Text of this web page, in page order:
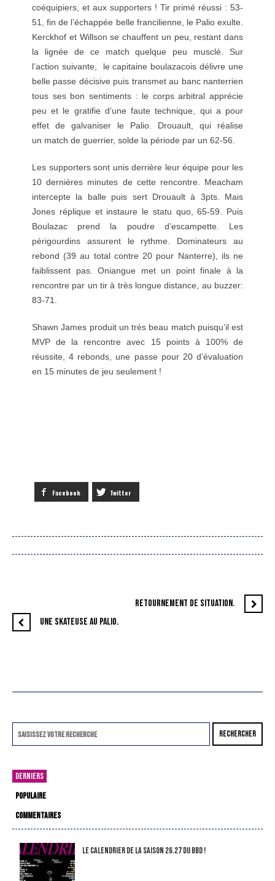
coéquipiers, et aux supporters ! Tir primé réussi : 53-
51, fin de l’échappée belle francilienne, le Palio exulte.
Kerckhof et Willson se chauffent un peu, restant dans
la lignée de ce match quelque peu musclé. Sur
l’action suivante, le capitaine boulazacois délivre une
belle passe décisive puis transmet au banc nanterrien
tous ses bon sentiments : le corps arbitral apprécie
peu et le gratifie d’une faute technique, qui a pour
effet de galvaniser le Palio. Drouault, qui réalise
un match de guerrier, solde la période par un 62-56.
Les supporters sont unis derrière leur équipe pour les
10 dernières minutes de cette rencontre. Meacham
intercepte la balle puis sert Drouault à 3pts. Mais
Jones réplique et instaure le statu quo, 65-59. Puis
Boulazac prend la poudre d’escampette. Les
périgourdins assurent le rythme. Dominateurs au
rebond (39 au total contre 20 pour Nanterre), ils ne
faiblissent pas. Oniangue met un point finale à la
rencontre par un tir à très longue distance, au buzzer:
83-71.
Shawn James produit un très beau match puisqu’il est
MVP de la rencontre avec 15 points à 100% de
réussite, 4 rebonds, une passe pour 20 d’évaluation
en 15 minutes de jeu seulement !
Facebook Twitter
RETOURNEMENT DE SITUATION.
UNE SKATEUSE AU PALIO.
RECHERCHER
DERNIERS
POPULAIRE
COMMENTAIRES
LE CALENDRIER DE LA SAISON 26.27 DU BBD !